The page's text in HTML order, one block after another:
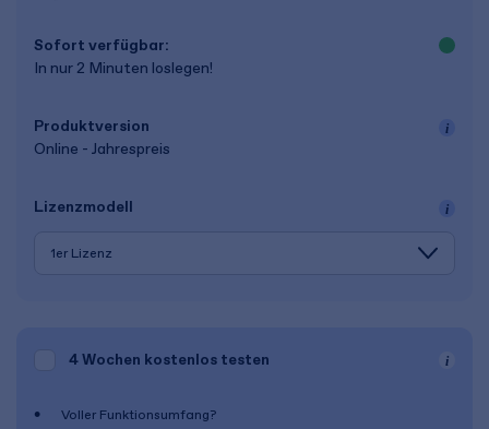
Sofort verfügbar:
In nur 2 Minuten loslegen!
Produkt­version
Online - Jahrespreis
Lizenz­modell
4 Wochen kostenlos testen
Voller Funktionsumfang?